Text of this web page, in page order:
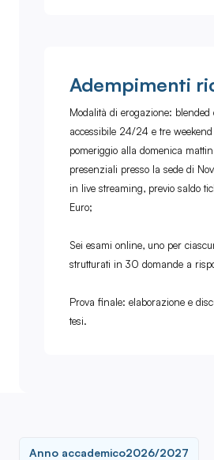
Adempimenti
Modalità di erogazione: blended
accessibile 24/24 e tre
pomeriggio alla domenica
presenziali presso la sede di
in live streaming, previo saldo
Euro;
Sei esami online, uno per
strutturati in 30 domande a
Prova finale: elaborazione e
tesi.
Anno accademico2026/2027